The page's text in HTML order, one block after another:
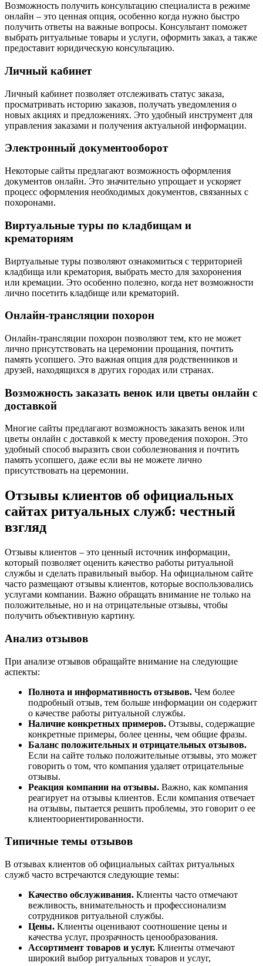
Возможность получить консультацию специалиста в режиме
онлайн – это ценная опция, особенно когда нужно быстро
получить ответы на важные вопросы. Консультант поможет
выбрать ритуальные товары и услуги, оформить заказ, а также
предоставит юридическую консультацию.
Личный кабинет
Личный кабинет позволяет отслеживать статус заказа,
просматривать историю заказов, получать уведомления о
новых акциях и предложениях. Это удобный инструмент для
управления заказами и получения актуальной информации.
Электронный документооборот
Некоторые сайты предлагают возможность оформления
документов онлайн. Это значительно упрощает и ускоряет
процесс оформления необходимых документов, связанных с
похоронами.
Виртуальные туры по кладбищам и
крематориям
Виртуальные туры позволяют ознакомиться с территорией
кладбища или крематория, выбрать место для захоронения
или кремации. Это особенно полезно, когда нет возможности
лично посетить кладбище или крематорий.
Онлайн-трансляции похорон
Онлайн-трансляции похорон позволяют тем, кто не может
лично присутствовать на церемонии прощания, почтить
память усопшего. Это важная опция для родственников и
друзей, находящихся в других городах или странах.
Возможность заказать венок или цветы онлайн с
доставкой
Многие сайты предлагают возможность заказать венок или
цветы онлайн с доставкой к месту проведения похорон. Это
удобный способ выразить свои соболезнования и почтить
память усопшего, даже если вы не можете лично
присутствовать на церемонии.
Отзывы клиентов об официальных
сайтах ритуальных служб: честный
взгляд
Отзывы клиентов – это ценный источник информации,
который позволяет оценить качество работы ритуальной
службы и сделать правильный выбор. На официальном сайте
часто размещают отзывы клиентов, которые воспользовались
услугами компании. Важно обращать внимание не только на
положительные, но и на отрицательные отзывы, чтобы
получить объективную картину.
Анализ отзывов
При анализе отзывов обращайте внимание на следующие
аспекты:
Полнота и информативность отзывов. Чем более
подробный отзыв, тем больше информации он содержит
о качестве работы ритуальной службы.
Наличие конкретных примеров. Отзывы, содержащие
конкретные примеры, более ценны, чем общие фразы.
Баланс положительных и отрицательных отзывов.
Если на сайте только положительные отзывы, это может
говорить о том, что компания удаляет отрицательные
отзывы.
Реакция компании на отзывы. Важно, как компания
реагирует на отзывы клиентов. Если компания отвечает
на отзывы, пытается решить проблемы, это говорит о ее
клиентоориентированности.
Типичные темы отзывов
В отзывах клиентов об официальных сайтах ритуальных
служб часто встречаются следующие темы:
Качество обслуживания. Клиенты часто отмечают
вежливость, внимательность и профессионализм
сотрудников ритуальной службы.
Цены. Клиенты оценивают соотношение цены и
качества услуг, прозрачность ценообразования.
Ассортимент товаров и услуг. Клиенты отмечают
широкий выбор ритуальных товаров и услуг,